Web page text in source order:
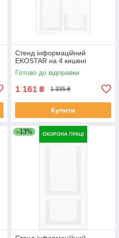
Стенд інформаційний
EKOSTAR на 4 кишені
Готово до відправки
1 161 ₴ 1 335 ₴
Купити
–13%